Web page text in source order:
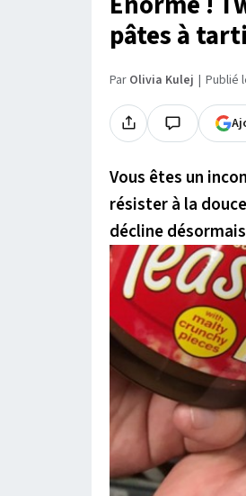
pâtes à
Par Olivia Kulej Publié
Vous êtes un
résister à la
décline